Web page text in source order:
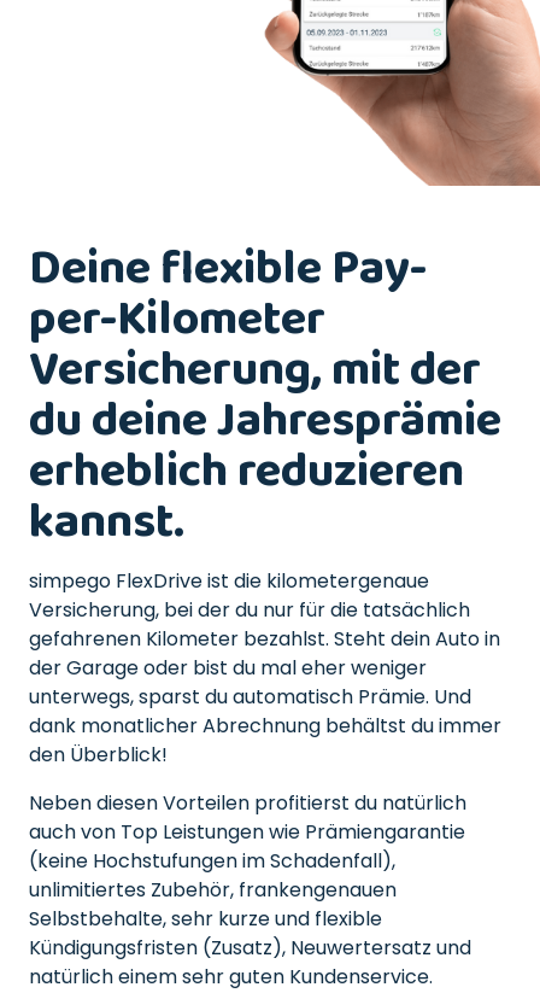
Deine flexible Pay-
per-Kilometer
Versicherung, mit der
du deine Jahresprämie
erheblich reduzieren
kannst.
simpego FlexDrive ist die kilometergenaue
Versicherung, bei der du nur für die tatsächlich
gefahrenen Kilometer bezahlst. Steht dein Auto in
der Garage oder bist du mal eher weniger
unterwegs, sparst du automatisch Prämie. Und
dank monatlicher Abrechnung behältst du immer
den Überblick!
Neben diesen Vorteilen profitierst du natürlich
auch von Top Leistungen wie Prämiengarantie
(keine Hochstufungen im Schadenfall),
unlimitiertes Zubehör, frankengenauen
Selbstbehalte, sehr kurze und flexible
Kündigungsfristen (Zusatz), Neuwertersatz und
natürlich einem sehr guten Kundenservice.